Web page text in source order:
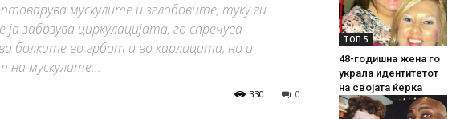
мускулите и зглобовите, туку ги
забрзува циркулацијата, го спречува
болките во грбот и во карлицата, но и
на мускулите...
0
330
ТОП 5
48-годишна жена го
украла идентитетот
на својата ќерка